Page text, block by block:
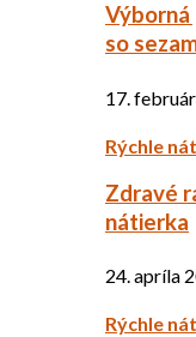
Výborná
so
17.
Rýchle
Zdravé
nátierka
24. apríla
Rýchle